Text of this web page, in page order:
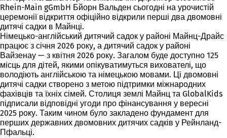
Rhein-Main gGmbH Бйорн Вальден сьогодні на урочистій
церемонії відкриття офіційно відкрили перші два двомовні
дитячі садки в Майнці.
Німецько-англійський дитячий садок у районі Майнц-Драйс
працює з січня 2026 року, а дитячий садок у районі
Вайзенау — з квітня 2026 року. Загалом буде доступно 125
місць для дітей, якими опікуватимуться вихователі, що
володіють англійською та німецькою мовами. Ці двомовні
дитячі садки створено з метою підтримки міжнародних
фахівців та їхніх сімей. Столиця землі Майнц та GlobalKids
підписали відповідні угоди про фінансування у вересні
2025 року. Таким чином було закладено фундамент для
перших державних двомовних дитячих садків у Рейнланд-
Пфальці.